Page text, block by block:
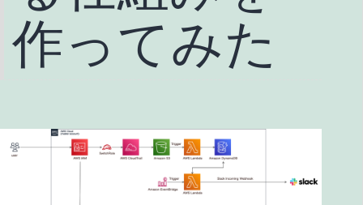
作ってみた